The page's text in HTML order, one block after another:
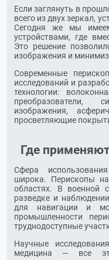
Если заглянуть в
всего из двух зеркал,
Сегодня же мы
устройствами, где
Это решение
изображения и
Современные
исследований и
технологии:
преобразователи,
изображения,
просветляющие
Где
Сфера
широка. Перископы
областях. В военной
разведке и
для навигации и
промышленности
труднодоступные
Научные
медицина — все